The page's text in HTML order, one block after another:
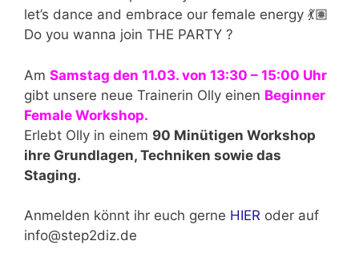
let’s dance and embrace our female energy 💃🏽
Do you wanna join THE PARTY ?
Am Samstag den 11.03. von 13:30 – 15:00 Uhr
gibt unsere neue Trainerin Olly einen Beginner
Female Workshop.
Erlebt Olly in einem 90 Minütigen Workshop
ihre Grundlagen, Techniken sowie das
Staging.
Anmelden könnt ihr euch gerne HIER oder auf
info@step2diz.de